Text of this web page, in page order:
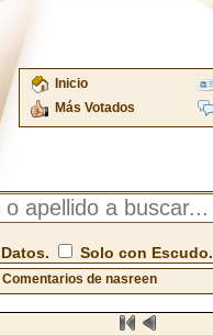
Inicio
Más Votados
Solo con Escudo.
Comentarios de nasreen